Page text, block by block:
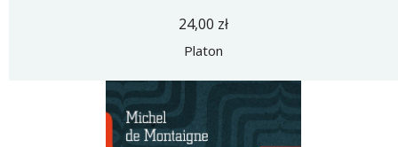
24,00 zł
Platon